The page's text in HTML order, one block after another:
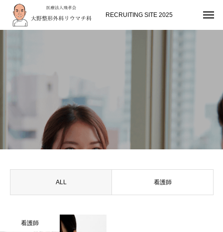
RECRUITING SITE 2025
ALL 看護師
看護師